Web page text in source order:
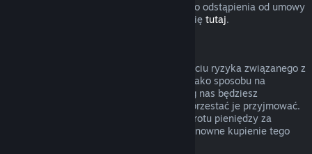
Wyjaśnienie dotyczące działania prawa do odstąpienia od umowy
w UE dla użytkowników Steam znajduje się tutaj.
Zwroty pieniędzy mają polegać na usunięciu ryzyka związanego z
kupowaniem produktów na Steam — nie jako sposobu na
zdobywanie darmowych gier. Jeśli według nas będziesz
nadużywać zwrotów pieniędzy, możemy przestać je przyjmować.
Nie uważamy za nadużycie zażądania zwrotu pieniędzy za
produkt zakupiony przed wyprzedażą i ponowne kupienie tego